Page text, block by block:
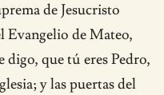
de Jesucristo
Evangelio de Mateo,
digo, que tú eres Pedro,
y las puertas del